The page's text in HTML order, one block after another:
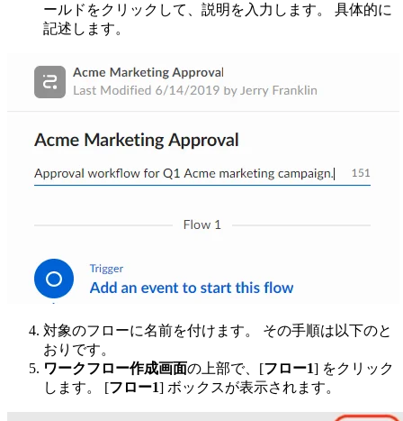
ールドをクリックして、説明を入力します。 具体的に
記述します。
対象のフローに名前を付けます。 その手順は以下のと
おりです。
ワークフロー作成画面の上部で、[フロー1] をクリック
します。 [フロー1] ボックスが表示されます。